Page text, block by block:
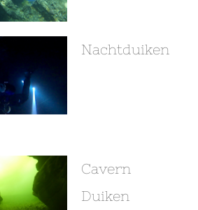
Nachtduiken
Cavern
Duiken